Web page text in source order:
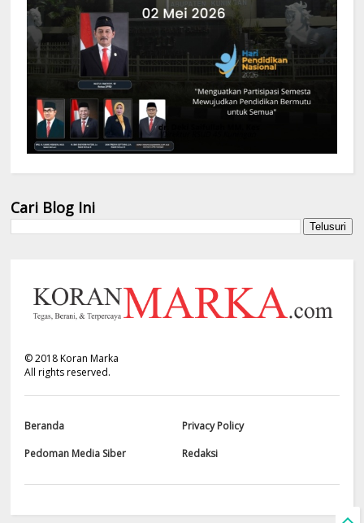
Cari Blog Ini
©2018Koran Marka
All rights reserved.
Beranda
Privacy Policy
Pedoman Media Siber
Redaksi